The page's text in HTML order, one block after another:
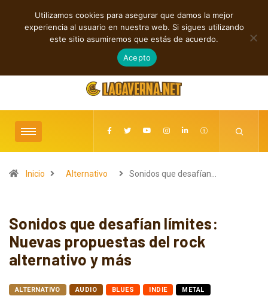
TENDENCIAS
Entre la Melodía y la Rebeldía
“Hatred?”
agosto 9, 2026
Inicio Alternativo Sonidos que desafían…
Sonidos que desafían límites:
Nuevas propuestas del rock
alternativo y más
ALTERNATIVO AUDIO BLUES INDIE METAL
Utilizamos cookies para asegurar que damos la mejor
experiencia al usuario en nuestra web. Si sigues utilizando
este sitio asumiremos que estás de acuerdo.
Acepto